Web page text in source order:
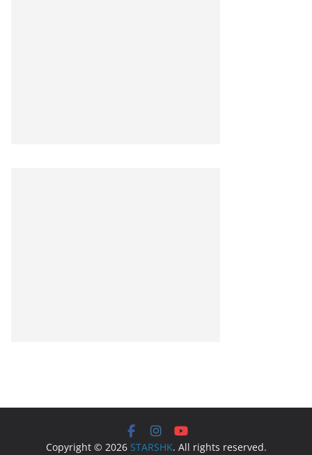
Copyright © 2026 STARSHK. All rights reserved.